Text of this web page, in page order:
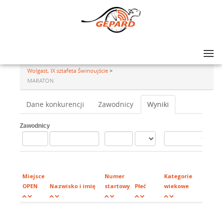
Wolgast, IX sztafeta Świnoujście >
MARATON
Dane konkurencji Zawodnicy Wyniki
Zawodnicy
Miejsce
OPEN
Nazwisko i imię
Numer
startowy
Płeć
Kategorie
wiekowe